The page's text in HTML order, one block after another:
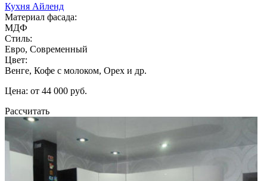
Кухня Айленд
Материал фасада:
МДФ
Стиль:
Евро, Современный
Цвет:
Венге, Кофе с молоком, Орех и др.
Цена: от 44 000 руб.
Рассчитать